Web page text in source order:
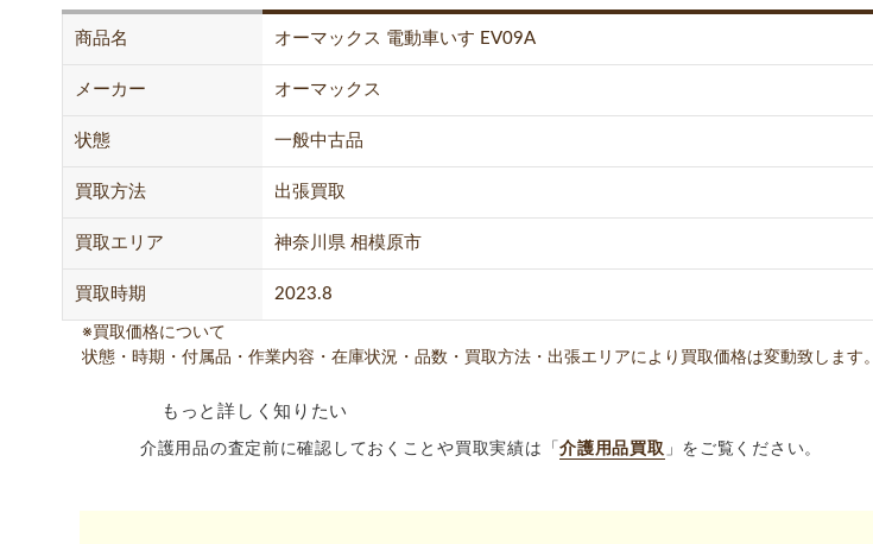
商品名 オーマックス 電動車いす EV09A
メーカー オーマックス
状態 一般中古品
買取方法 出張買取
買取エリア 神奈川県 相模原市
買取時期 2023.8
※買取価格について
状態・時期・付属品・作業内容・在庫状況・品数・買取方法・出張エリアにより買取価格は変動致します。
もっと詳しく知りたい
介護用品の査定前に確認しておくことや買取実績は「介護用品買取 」をご覧ください。